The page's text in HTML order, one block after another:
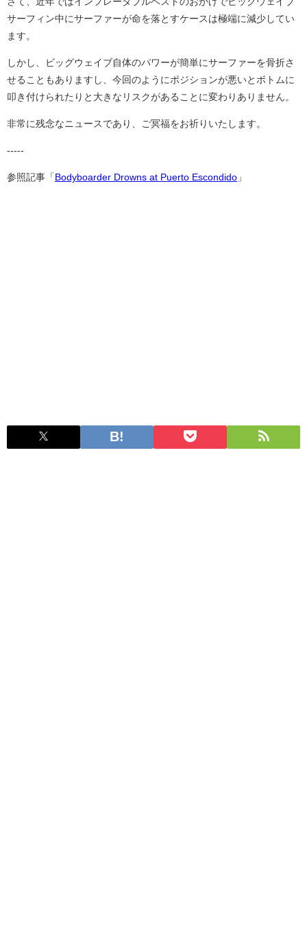
サーフィン中にサーファーが命を落とすケースは極端に減少してい
ます。
しかし、ビッグウェイブ自体のパワーが簡単にサーファーを骨折さ
せることもありますし、今回のようにポジションが悪いとボトムに
叩き付けられたりと大きなリスクがあることに変わりありません。
非常に残念なニュースであり、ご冥福をお祈りいたします。
-----
参照記事「 Bodyboarder Drowns at Puerto Escondido 」